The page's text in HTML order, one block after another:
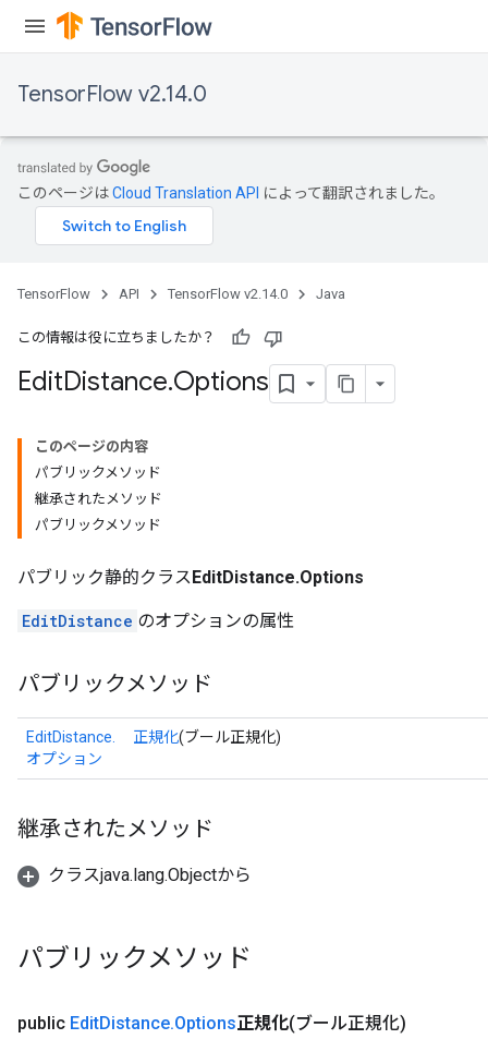
TensorFlow v2.14.0
このページはCloud Translation API によって翻訳されました。
TensorFlow API TensorFlow v2.14.0 Java
この情報は役に立ちましたか？
EditDistance.Options
このページの内容
パブリックメソッド
継承されたメソッド
パブリックメソッド
パブリック静的クラスEditDistance.Options
EditDistance のオプションの属性
パブリックメソッド
EditDistance.
オプション
正規化(ブール正規化)
継承されたメソッド
クラスjava.lang.Objectから
パブリックメソッド
public EditDistance.Options正規化(ブール正規化)